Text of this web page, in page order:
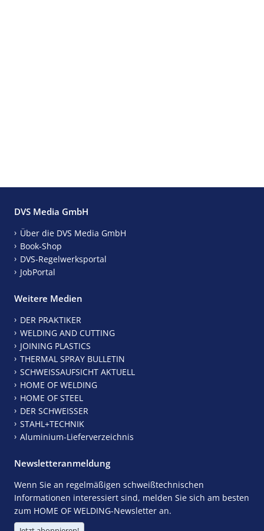
DVS Media GmbH
Über die DVS Media GmbH
Book-Shop
DVS-Regelwerksportal
JobPortal
Weitere Medien
DER PRAKTIKER
WELDING AND CUTTING
JOINING PLASTICS
THERMAL SPRAY BULLETIN
SCHWEISSAUFSICHT AKTUELL
HOME OF WELDING
HOME OF STEEL
DER SCHWEISSER
STAHL+TECHNIK
Aluminium-Lieferverzeichnis
Newsletteranmeldung
Wenn Sie an regelmäßigen schweißtechnischen
Informationen interessiert sind, melden Sie sich am besten
zum HOME OF WELDING-Newsletter an.